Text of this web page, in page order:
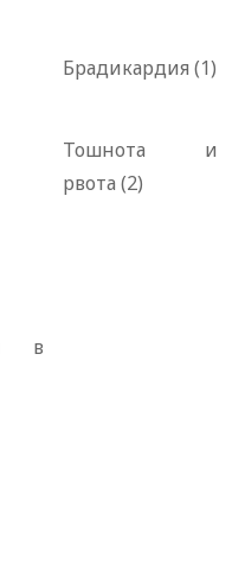
Брадикардия (1)
Тошнота и
рвота (2)
в